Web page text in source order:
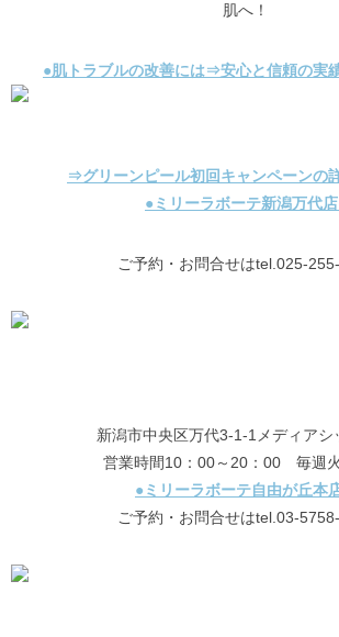
肌へ！
●肌トラブルの改善には⇒安心と信頼の実
⇒グリーンピール初回キャンペーンの
●ミリーラボーテ新潟万代
ご予約・お問合せはtel.025-
新潟市中央区万代3-1-1メディアシ
営業時間10：00～20：00 毎週
●ミリーラボーテ自由が丘本
ご予約・お問合せはtel.03-